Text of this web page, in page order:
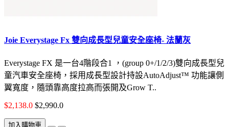
Joie Everystage Fx 雙向成長型兒童安全座椅- 法蘭灰
Everystage FX 是一台4階段合1 ，(group 0+/1/2/3)雙向成長型兒
童汽車安全座椅，採用成長型設計持設AutoAdjust™ 功能讓側
翼寬度，隨頭靠高度拉高而張開及Grow T..
$2,138.0 $2,990.0
加入購物車